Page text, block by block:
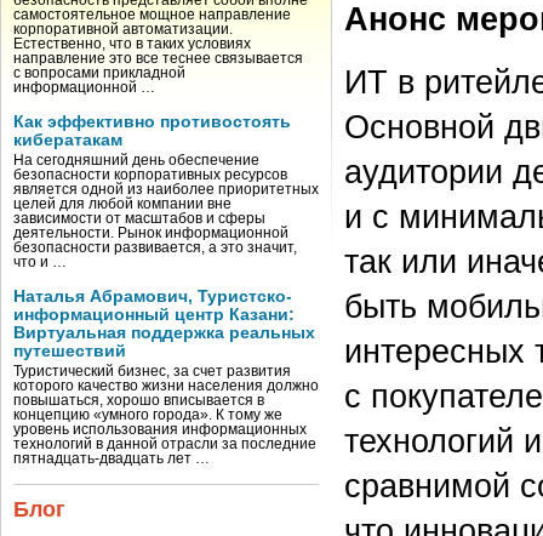
самостоятельное мощное направление
корпоративной автоматизации.
Естественно, что в таких условиях
направление это все теснее связывается
с вопросами прикладной
информационной …
Как эффективно противостоять
кибератакам
На сегодняшний день обеспечение
безопасности корпоративных ресурсов
является одной из наиболее приоритетных
целей для любой компании вне
зависимости от масштабов и сферы
деятельности. Рынок информационной
безопасности развивается, а это значит,
что и …
Наталья Абрамович, Туристско-
информационный центр Казани:
Виртуальная поддержка реальных
путешествий
Туристический бизнес, за счет развития
которого качество жизни населения должно
повышаться, хорошо вписывается в
концепцию «умного города». К тому же
уровень использования информационных
технологий в данной отрасли за последние
пятнадцать-двадцать лет …
Блог
Анонс
ИТ в
Основной
аудитории
и с
так или
быть
интересных
с
технологий
сравнимой